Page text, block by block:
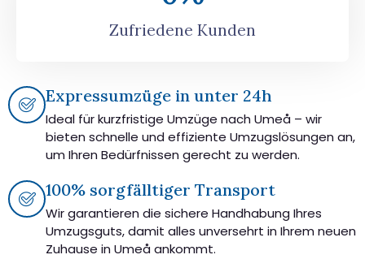
Zufriedene Kunden
Expressumzüge in unter 24h
Ideal für kurzfristige Umzüge nach Umeå – wir
bieten schnelle und effiziente Umzugslösungen an,
um Ihren Bedürfnissen gerecht zu werden.
100% sorgfälltiger Transport
Wir garantieren die sichere Handhabung Ihres
Umzugsguts, damit alles unversehrt in Ihrem neuen
Zuhause in Umeå ankommt.